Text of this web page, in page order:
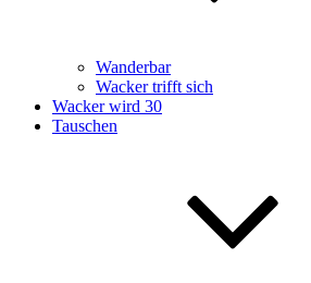
Wanderbar
Wacker trifft sich
Wacker wird 30
Tauschen